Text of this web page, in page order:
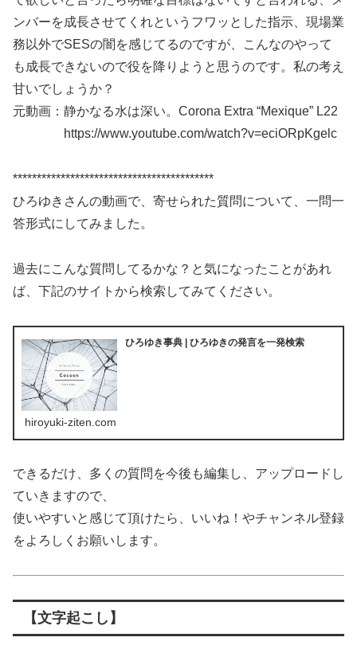
ンバーを成長させてくれというフワッとした指示、現場業
務以外でSESの闇を感じてるのですが、こんなのやって
も成長できないので役を降りようと思うのです。私の考え
甘いでしょうか？
元動画：静かなる水は深い。Corona Extra “Mexique” L22
https://www.youtube.com/watch?v=eciORpKgelc
******************************************
ひろゆきさんの動画で、寄せられた質問について、一問一
答形式にしてみました。
過去にこんな質問してるかな？と気になったことがあれ
ば、下記のサイトから検索してみてください。
ひろゆき事典 | ひろゆきの発言を一発検索
hiroyuki-ziten.com
できるだけ、多くの質問を今後も編集し、アップロードし
ていきますので、
使いやすいと感じて頂けたら、いいね！やチャンネル登録
をよろしくお願いします。
【文字起こし】